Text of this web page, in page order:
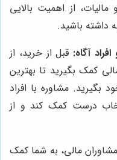
از اهمیت بالایی
داشته باشید.
آگاه: قبل از خرید، از
کمک بگیرید تا بهترین
بگیرید. مشاوره با افراد
درست کمک کند و از
مالی، به شما کمک